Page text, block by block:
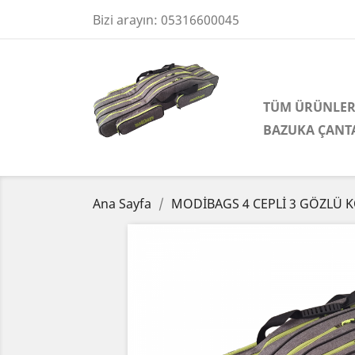
Bizi arayın: 05316600045
TÜM ÜRÜNLER
BAZUKA
Ana Sayfa MODİBAGS 4 CEPLİ 3 GÖZLÜ